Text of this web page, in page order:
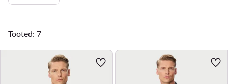
Tooted: 7